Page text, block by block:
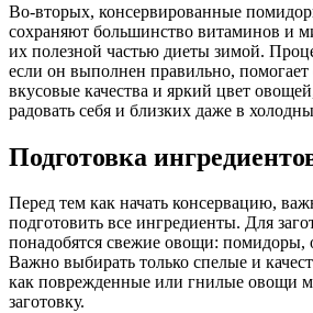
Во-вторых, консервированные
сохраняют большинство витаминов и
их полезной частью диеты зимой.
если он выполнен правильно,
вкусовые качества и яркий цвет
радовать себя и близких даже в
Подготовка
Перед тем как начать консервацию,
подготовить все ингредиенты. Для
понадобятся свежие овощи: помидоры,
Важно выбирать только спелые и
как поврежденные или гнилые овощи
заготовку.